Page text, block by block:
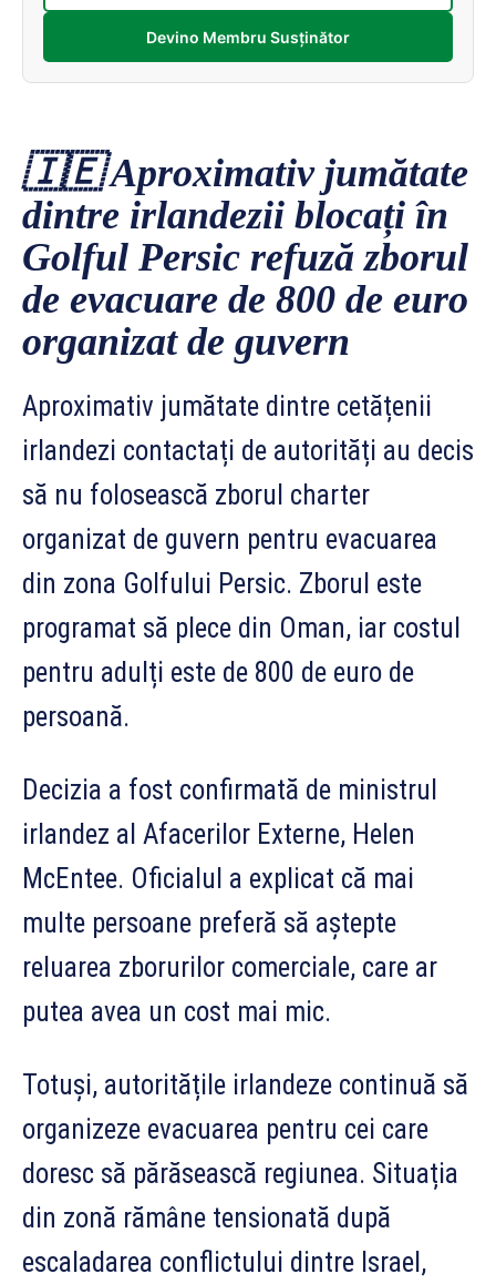
Devino Membru Susținător
🇮🇪 Aproximativ jumătate
dintre irlandezii blocați în
Golful Persic refuză zborul
de evacuare de 800 de euro
organizat de guvern
Aproximativ jumătate dintre cetățenii
irlandezi contactați de autorități au decis
să nu folosească zborul charter
organizat de guvern pentru evacuarea
din zona Golfului Persic. Zborul este
programat să plece din Oman, iar costul
pentru adulți este de 800 de euro de
persoană.
Decizia a fost confirmată de ministrul
irlandez al Afacerilor Externe, Helen
McEntee. Oficialul a explicat că mai
multe persoane preferă să aștepte
reluarea zborurilor comerciale, care ar
putea avea un cost mai mic.
Totuși, autoritățile irlandeze continuă să
organizeze evacuarea pentru cei care
doresc să părăsească regiunea. Situația
din zonă rămâne tensionată după
escaladarea conflictului dintre Israel,